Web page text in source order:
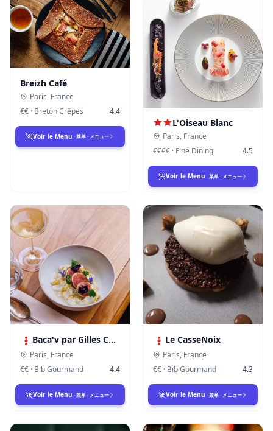
Breizh Café
Paris, France
€€ · Breton Crêpes 4.4
Voir le Menu · 菜单 · メニュー
L'Oiseau Blanc
Paris, France
€€€€ · Fine Dining 4.5
Voir le Menu · 菜单 · メニュー
Baca'v par Gilles Choukroun
Paris, France
€€ · Bib Gourmand 4.4
Voir le Menu · 菜单 · メニュー
Le CasseNoix
Paris, France
€€ · Bib Gourmand 4.3
Voir le Menu · 菜单 · メニュー